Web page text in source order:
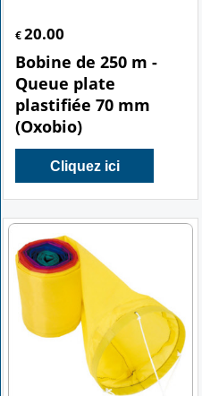
€ 20.00
Bobine de 250 m -
Queue plate
plastifiée 70 mm
(Oxobio)
Cliquez ici